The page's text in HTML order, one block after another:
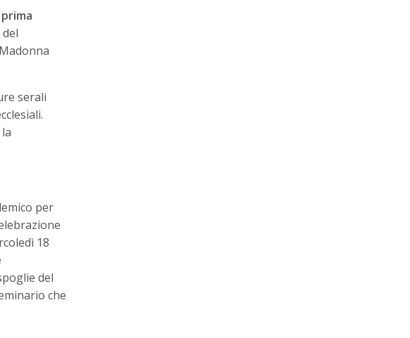
prima
serali
per
18
del
che